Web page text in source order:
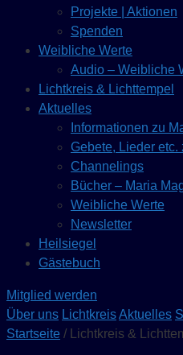
Projekte | Aktionen
Spenden
Weibliche Werte
Audio – Weibliche
Lichtkreis & Lichttempel
Aktuelles
Informationen zu
Gebete, Lieder
Channelings
Bücher – Maria
Weibliche Werte
Newsletter
Heilsiegel
Gästebuch
Mitglied werden
Über uns LichtkreisAktuelles
Startseite / Lichtkreis &